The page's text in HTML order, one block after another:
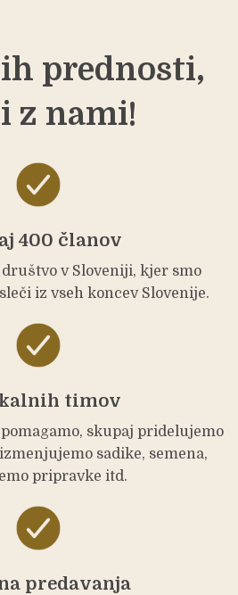
prednosti,
z nami!
400 članov
v Sloveniji, kjer smo
iz vseh koncev Slovenije.
timov
skupaj pridelujemo
sadike, semena,
pripravke itd.
predavanja